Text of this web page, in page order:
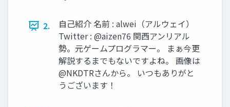
2.
自己紹介 名前 : alwei（アルウェイ）
Twitter : @aizen76 関西アンリアル
勢。元ゲームプログラマー。 まぁ今更
解説するまでもないですよね。 画像は
@NKDTRさんから。 いつもありがと
うございます！